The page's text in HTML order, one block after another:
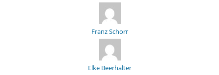
Franz Schorr
Elke Beerhalter